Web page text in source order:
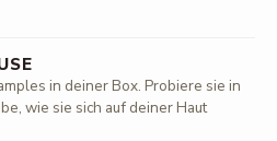
in deiner Box. Probiere sie in
wie sie sich auf deiner Haut